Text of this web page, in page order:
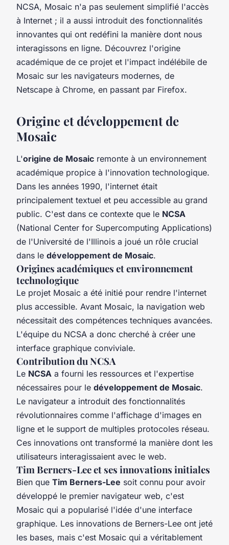
NCSA, Mosaic n'a pas seulement simplifié l'accès
à Internet ; il a aussi introduit des fonctionnalités
innovantes qui ont redéfini la manière dont nous
interagissons en ligne. Découvrez l'origine
académique de ce projet et l'impact indélébile de
Mosaic sur les navigateurs modernes, de
Netscape à Chrome, en passant par Firefox.
Origine et développement de
Mosaic
L'origine de Mosaic remonte à un environnement
académique propice à l'innovation technologique.
Dans les années 1990, l'internet était
principalement textuel et peu accessible au grand
public. C'est dans ce contexte que le NCSA
(National Center for Supercomputing Applications)
de l'Université de l'Illinois a joué un rôle crucial
dans le développement de Mosaic.
Origines académiques et environnement
technologique
Le projet Mosaic a été initié pour rendre l'internet
plus accessible. Avant Mosaic, la navigation web
nécessitait des compétences techniques avancées.
L'équipe du NCSA a donc cherché à créer une
interface graphique conviviale.
Contribution du NCSA
Le NCSA a fourni les ressources et l'expertise
nécessaires pour le développement de Mosaic.
Le navigateur a introduit des fonctionnalités
révolutionnaires comme l'affichage d'images en
ligne et le support de multiples protocoles réseau.
Ces innovations ont transformé la manière dont les
utilisateurs interagissaient avec le web.
Tim Berners-Lee et ses innovations initiales
Bien que Tim Berners-Lee soit connu pour avoir
développé le premier navigateur web, c'est
Mosaic qui a popularisé l'idée d'une interface
graphique. Les innovations de Berners-Lee ont jeté
les bases, mais c'est Mosaic qui a véritablement